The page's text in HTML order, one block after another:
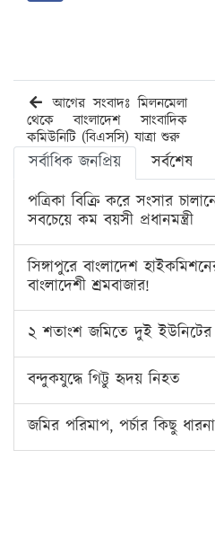
আগের সংবাদঃ মিলনমেলা
থেকে বাংলাদেশ সাংবাদিক
কমিউনিটি (বিএসসি) যাত্রা শুরু
সর্বাধিক জনপ্রিয়
সর্বশেষ
পত্রিকা বিক্রি করে সংসার
সবচেয়ে কম বয়সী প্রধানমন্ত্রী
সিঙ্গাপুরে বাংলাদেশ
বাংলাদেশী শ্রমবাজার!
২ শতাংশ জমিতে দুই
বন্দুকযুদ্ধে গিট্টু হৃদয় নিহত
জমির পরিমাপ, পর্চার কিছু